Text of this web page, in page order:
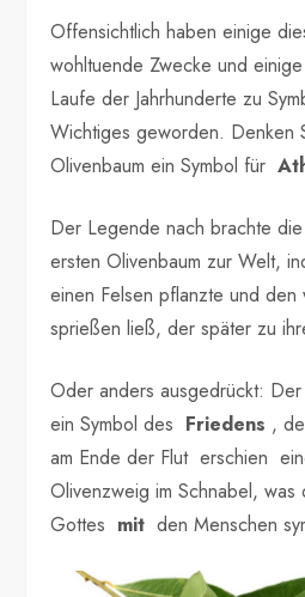
Offensichtlich haben einige
wohltuende Zwecke und
Laufe der Jahrhunderte zu
Wichtiges geworden. Denken
Olivenbaum ein Symbol für
Der Legende nach brachte
ersten Olivenbaum zur Welt,
einen Felsen pflanzte und den
sprießen ließ, der später zu
Oder anders ausgedrückt:
ein Symbol des Friedens ,
am Ende der Flut erschien
Olivenzweig im Schnabel, was
Gottes mit den Menschen